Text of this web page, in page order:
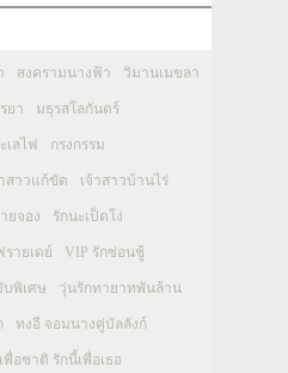
สงครามนางฟ้า วิมานเมขลา
ยา มธุรสโลกันตร์
เลไฟ กรงกรรม
สาวแก้ขัด เจ้าสาวบ้านไร่
ยจอง รักนะเป็ดโง่
ายเดย์ VIP รักซ่อนชู้
พิเศษ วุ่นรักทายาทพันล้าน
ทงอี จอมนางคู่บัลลังก์
พื่อชาติ รักนี้เพื่อเธอ